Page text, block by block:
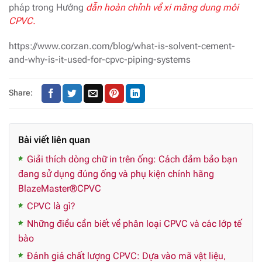
pháp trong Hướng dẫn hoàn chỉnh về xi măng dung môi
CPVC.
https://www.corzan.com/blog/what-is-solvent-cement-
and-why-is-it-used-for-cpvc-piping-systems
Share:
Bài viết liên quan
Giải thích dòng chữ in trên ống: Cách đảm bảo bạn
đang sử dụng đúng ống và phụ kiện chính hãng
BlazeMaster®CPVC
CPVC là gì?
Những điều cần biết về phân loại CPVC và các lớp tế
bào
Đánh giá chất lượng CPVC: Dựa vào mã vật liệu,